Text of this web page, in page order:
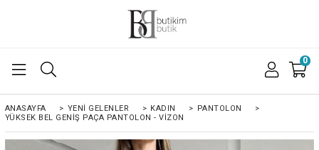
0
ANASAYFA > YENI GELENLER > KADIN > PANTOLON
>
YÜKSEK BEL GENIŞ PAÇA PANTOLON - VİZON